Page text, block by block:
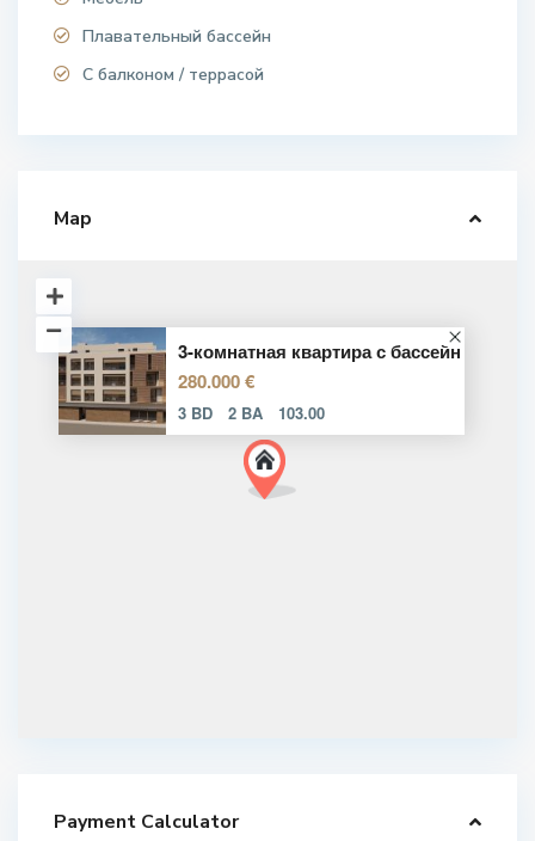
Плавательный бассейн
С балконом / террасой
Map
3-комнатная квартира с бассейн
280.000 €
3 BD 2 BA 103.00
Payment Calculator